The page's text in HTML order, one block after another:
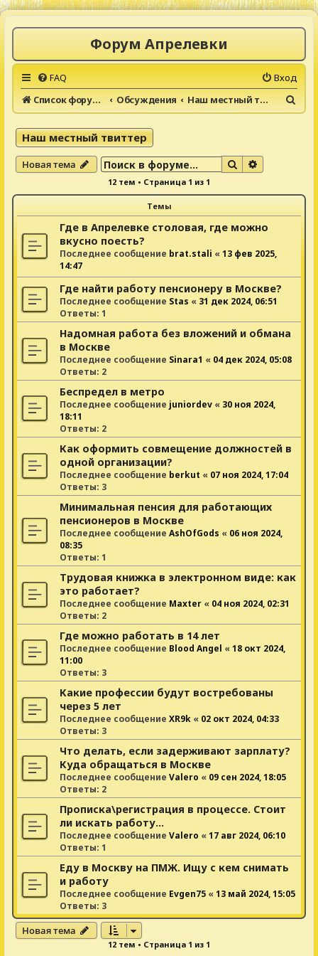
Форум Апрелевки
FAQ
Вход
Список форумов
Обсуждения Наш местный твиттер
о
Наш местный твиттер
Новая тема Поиск
12 тем • Страница 1 из 1
Темы
Где в Апрелевке столовая, где можно
вкусно поесть?
Последнее сообщение brat.stali «13 фев 2025,
14:47
Где найти работу пенсионеру в Москве?
Последнее сообщение Stas « 31 дек 2024, 06:51
Ответы: 1
Надомная работа без вложений и обмана
в Москве
Последнее сообщение Sinara1 « 04 дек 2024, 05:08
Ответы: 2
Беспредел в метро
Последнее сообщение juniordev « 30 ноя 2024,
18:11
Ответы: 2
Как оформить совмещение должностей в
одной организации?
Последнее сообщение berkut « 07 ноя 2024, 17:04
Ответы: 3
Минимальная пенсия для работающих
пенсионеров в Москве
Последнее сообщение AshOfGods « 06 ноя 2024,
08:35
Ответы: 1
Трудовая книжка в электронном виде: как
это работает?
Последнее сообщение Maxter « 04 ноя 2024, 02:31
Ответы: 2
Где можно работать в 14 лет
Последнее сообщение Blood Angel «18 окт 2024,
11:00
Ответы: 3
Какие профессии будут востребованы
через 5 лет
Последнее сообщение XR9k « 02 окт 2024, 04:33
Ответы: 3
Что делать, если задерживают зарплату?
Куда обращаться в Москве
Последнее сообщение Valero « 09 сен 2024, 18:05
Ответы: 2
Прописка\регистрация в процессе. Стоит
ли искать работу...
Последнее сообщение Valero «17 авг 2024, 06:10
Ответы: 1
Еду в Москву на ПМЖ. Ищу с кем снимать
и работу
Последнее сообщение Evgen75 «13 май 2024, 15:05
Ответы: 3
Новая тема
12 тем • Страница 1 из 1